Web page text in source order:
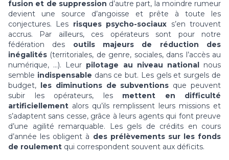
fusion et de suppression d’autre part, la moindre rumeur
devient une source d’angoisse et prête à toute les
conjectures. Les risques psycho-sociaux s’en trouvent
accrus. Par ailleurs, ces opérateurs sont pour notre
fédération des outils majeurs de réduction des
inégalités (territoriales, de genre, sociales, dans l’accès au
numérique, …). Leur pilotage au niveau national
nous
semble indispensable dans ce but. Les gels et surgels de
budget,
les diminutions de subventions que peuvent
subir les opérateurs, les mettent en difficulté
artificiellement alors qu’ils remplissent leurs missions et
s’adaptent sans cesse, grâce à leurs agents qui font preuve
d’une agilité remarquable. Les gels de crédits en cours
d’année les obligent à des prélèvements sur les fonds
de roulement qui correspondent souvent aux déficits.